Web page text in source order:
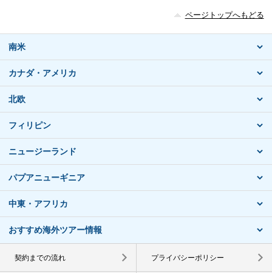
ページトップへもどる
南米
カナダ・アメリカ
北欧
フィリピン
ニュージーランド
パプアニューギニア
中東・アフリカ
おすすめ海外ツアー情報
契約までの流れ プライバシーポリシー